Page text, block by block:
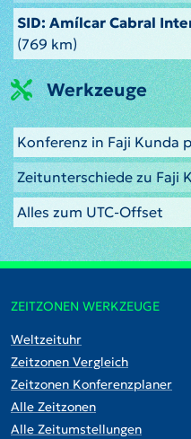
SID: Amílcar Cabral
(769 km)
Werkzeuge
Konferenz in Faji Kunda
Zeitunterschiede zu Faji
Alles zum UTC-Offset
ZEITZONEN WERKZEUGE
Weltzeituhr
Zeitzonen Vergleich
Zeitzonen Konferenzplaner
Alle Zeitzonen
Alle Zeitumstellungen